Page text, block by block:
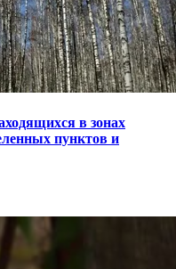
в зонах
пунктов и